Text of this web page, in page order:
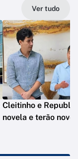
Ver tudo
Cleitinho e
novela e terão novo